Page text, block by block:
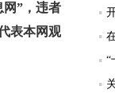
”，违者
表本网观
“